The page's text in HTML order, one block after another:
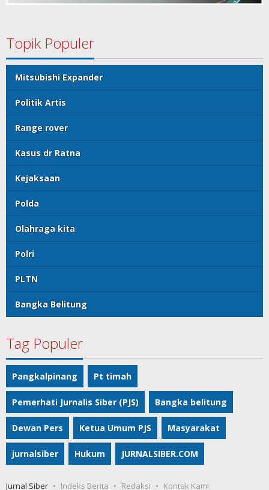
Topik Populer
Mitsubishi Expander
Politik Artis
Range rover
Kasus dr Ratna
Kejaksaan
Polda
Olahraga kita
Polri
PLTN
Bangka Belitung
Tag Populer
Pangkalpinang Pt timah
Pemerhati Jurnalis Siber (PJS) Bangka belitung
Dewan Pers Ketua Umum PJS Masyarakat
jurnalsiber Hukum JURNALSIBER.COM
Jurnal Siber Indeks Berita Redaksi Kontak Kami